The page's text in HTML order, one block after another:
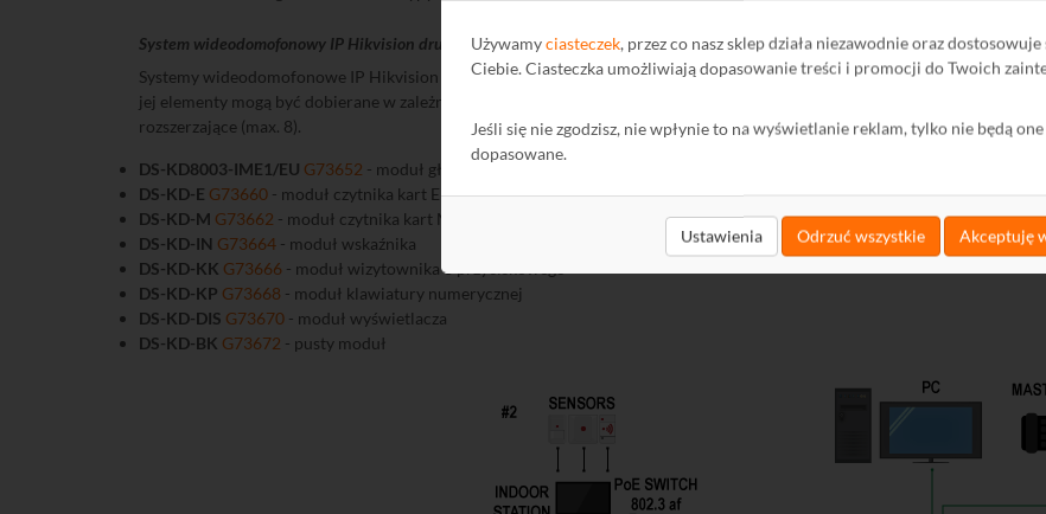
Używamyciasteczek, przez co nasz sklep działa niezawodnie oraz dostosowuje
Ciebie. Ciasteczka umożliwiają dopasowanie treści i promocji do Twoich
Jeśli się nie zgodzisz, nie wpłynie to na wyświetlanie reklam, tylko nie będą
dopasowane.
Ustawienia Odrzuć wszystkie Akceptuję
System wideodomofonowy IP Hikvision drugiej generacji
Systemy wideodomofonowe IP Hikvision drugiej generacji charakteryzują się estetycznym wyglądem i dużą
jej elementy mogą być dobierane w zależności od wymagań instalacji. W jej skład zawsze wchodzi moduł główny,
rozszerzające (max. 8).
DS-KD8003-IME1/EU G73652 - moduł główny systemu IP
DS-KD-E G73660 - moduł czytnika kart EM 125 kHz
DS-KD-M G73662 - moduł czytnika kart Mifare 13,56 MHz
DS-KD-IN G73664 - moduł wskaźnika
DS-KD-KK G73666 - moduł wizytownika 6 przyciskowego
DS-KD-KP G73668 - moduł klawiatury numerycznej
DS-KD-DIS G73670 - moduł wyświetlacza
DS-KD-BK G73672 - pusty moduł